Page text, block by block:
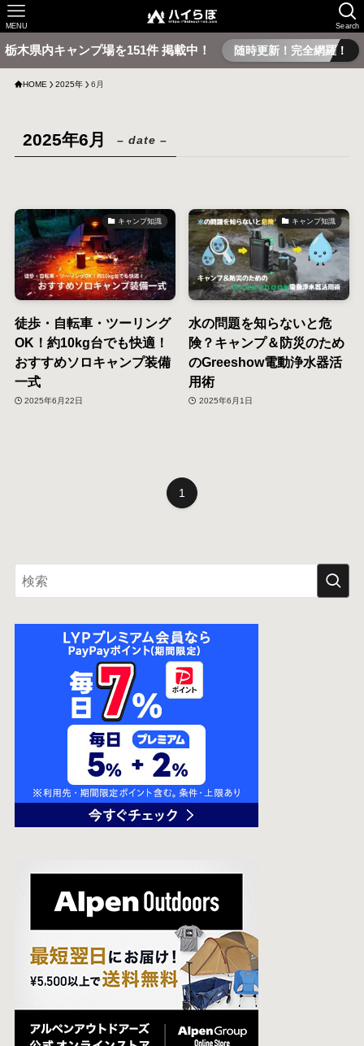
Search
MENU
栃木県内キャンプ場を151件 掲載中！ 随時更新！完全網羅！
HOME 2025年 6月
2025年6月 – date –
キャンプ知識
徒歩・自転車・ツーリング
OK！約10kg台でも快適！
おすすめソロキャンプ装備
一式
2025年6月22日
キャンプ知識
水の問題を知らないと危
険？キャンプ＆防災のため
のGreeshow電動浄水器活
用術
2025年6月1日
1